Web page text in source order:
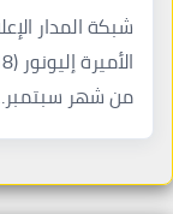
شبكة المدار
من شهر